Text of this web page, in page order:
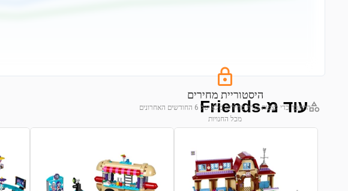
היסטוריית מחירים
התחבר כדי לצפות בגרף מחירים מלא של 6 החודשים האחרונים
מכל החנויות
עוד מ-Friends